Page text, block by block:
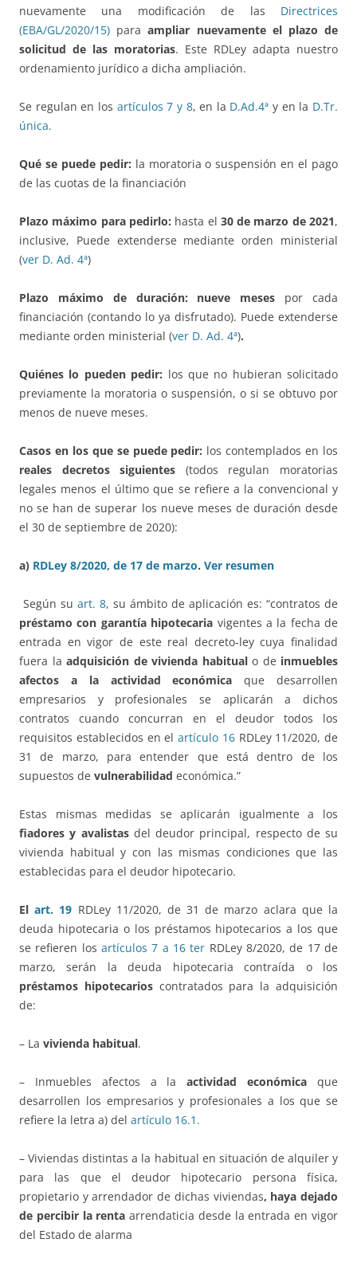
nuevamente una modificación de las Directrices
(EBA/GL/2020/15) paraampliar nuevamente el plazo de
solicitud de las moratorias. Este RDLey adapta nuestro
ordenamiento jurídico a dicha ampliación.
Se regulan en los artículos 7 y 8, en la D.Ad.4ª y en la D.Tr.
única.
Qué se puede pedir: la moratoria o suspensión en el pago
de las cuotas de la financiación
Plazo máximo para pedirlo: hasta el 30 de marzo de 2021,
inclusive, Puede extenderse mediante orden ministerial
(ver D. Ad. 4ª)
Plazo máximo de duración: nueve meses por cada
financiación (contando lo ya disfrutado). Puede extenderse
mediante orden ministerial (ver D. Ad. 4ª).
Quiénes lo pueden pedir: los que no hubieran solicitado
previamente la moratoria o suspensión, o si se obtuvo por
menos de nueve meses.
Casos en los que se puede pedir: los contemplados en los
reales decretos siguientes (todos regulan moratorias
legales menos el último que se refiere a la convencional y
no se han de superar los nueve meses de duración desde
el 30 de septiembre de 2020):
a) RDLey 8/2020, de 17 de marzo. Ver resumen
Según su art. 8, su ámbito de aplicación es: “contratos de
préstamo con garantía hipotecaria vigentes a la fecha de
entrada en vigor de este real decreto-ley cuya finalidad
fuera la adquisición de vivienda habitualo de inmuebles
afectos a la actividad económica que desarrollen
empresarios y profesionales se aplicarán a dichos
contratos cuando concurran en el deudor todos los
requisitos establecidos en el artículo 16RDLey 11/2020, de
31 de marzo, para entender que está dentro de los
supuestos de vulnerabilidad económica.”
Estas mismas medidas se aplicarán igualmente a los
fiadores y avalistasdel deudor principal, respecto de su
vivienda habitual y con las mismas condiciones que las
establecidas para el deudor hipotecario.
Elart. 19 RDLey 11/2020, de 31 de marzo aclara que la
deuda hipotecaria o los préstamos hipotecarios a los que
se refieren los artículos 7 a 16 ter RDLey 8/2020, de 17 de
marzo, serán la deuda hipotecaria contraída o los
préstamos hipotecarioscontratados para la adquisición
de:
– La vivienda habitual.
– Inmuebles afectos a laactividad económica que
desarrollen los empresarios y profesionales a los que se
refiere la letra a) del artículo 16.1.
– Viviendas distintas a la habitual en situación de alquiler y
para las que el deudor hipotecario persona física,
propietario y arrendador de dichas viviendas, haya dejado
de percibir la rentaarrendaticia desde la entrada en vigor
del Estado de alarma